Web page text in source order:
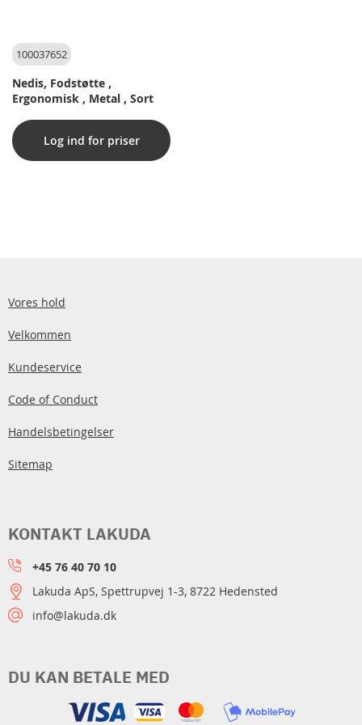
100037652
Nedis, Fodstøtte ,
Ergonomisk , Metal , Sort
Log ind for priser
Vores hold
Velkommen
Kundeservice
Code of Conduct
Handelsbetingelser
Sitemap
DU KAN BETALE MED
KONTAKT LAKUDA
+45 76 40 70 10
Lakuda ApS, Spettrupvej 1-3, 8722 Hedensted
info@lakuda.dk